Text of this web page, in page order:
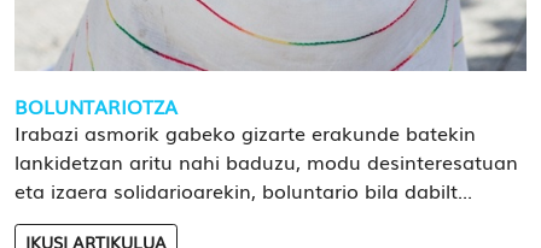
BOLUNTARIOTZA
Irabazi asmorik gabeko gizarte erakunde batekin
lankidetzan aritu nahi baduzu, modu desinteresatuan
eta izaera solidarioarekin, boluntario bila dabilt...
IKUSI ARTIKULUA